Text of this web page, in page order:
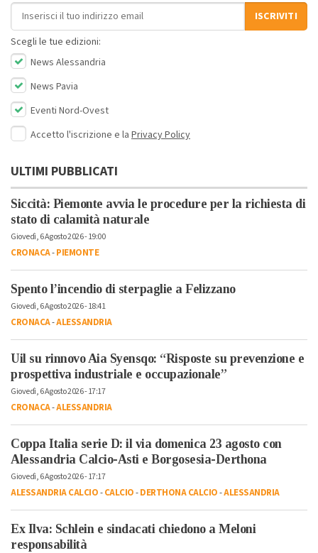
Indirizzo email
ISCRIVITI
Scegli le tue edizioni:
News Alessandria
News Pavia
Eventi Nord-Ovest
Accetto l'iscrizione e la Privacy Policy
ULTIMI PUBBLICATI
Siccità: Piemonte avvia le procedure per la richiesta di
stato di calamità naturale
Giovedì, 6 Agosto 2026 - 19:00
CRONACA-PIEMONTE
Spento l’incendio di sterpaglie a Felizzano
Giovedì, 6 Agosto 2026 - 18:41
CRONACA-ALESSANDRIA
Uil su rinnovo Aia Syensqo: “Risposte su prevenzione e
prospettiva industriale e occupazionale”
Giovedì, 6 Agosto 2026 - 17:17
CRONACA-ALESSANDRIA
Coppa Italia serie D: il via domenica 23 agosto con
Alessandria Calcio-Asti e Borgosesia-Derthona
Giovedì, 6 Agosto 2026 - 17:17
ALESSANDRIA CALCIO-CALCIO-DERTHONA CALCIO-ALESSANDRIA
Ex Ilva: Schlein e sindacati chiedono a Meloni
responsabilità